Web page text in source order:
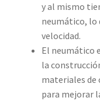
y al mismo
neumático, lo
velocidad.
El neumático
la
materiales de
para mejorar